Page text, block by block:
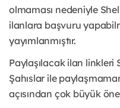
olmaması nedeniyle
ilanlara başvuru
yayımlanmıştır. ​
Paylaşılacak ilan linkleri
Şahıslar ile
açısından çok büyük